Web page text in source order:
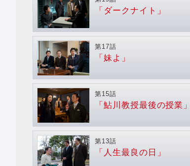
「ダークナイト」
第17話
「妹よ」
第15話
「鮎川教授最後の授業」
第13話
「人生最良の日」